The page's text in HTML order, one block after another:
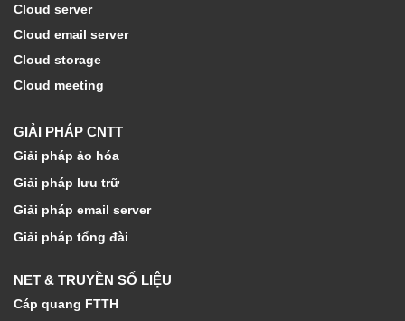
Cloud server
Cloud email server
Cloud storage
Cloud meeting
GIẢI PHÁP CNTT
Giải pháp ảo hóa
Giải pháp lưu trữ
Giải pháp email server
Giải pháp tổng đài
NET & TRUYỀN SỐ LIỆU
Cáp quang FTTH